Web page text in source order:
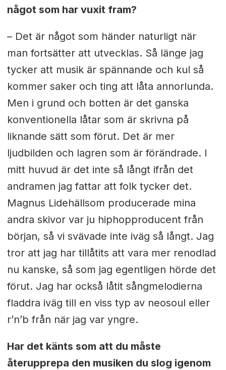
något som har vuxit fram?
– Det är något som händer naturligt när
man fortsätter att utvecklas. Så länge jag
tycker att musik är spännande och kul så
kommer saker och ting att låta annorlunda.
Men i grund och botten är det ganska
konventionella låtar som är skrivna på
liknande sätt som förut. Det är mer
ljudbilden och lagren som är förändrade. I
mitt huvud är det inte så långt ifrån det
andramen jag fattar att folk tycker det.
Magnus Lidehällsom producerade mina
andra skivor var ju hiphopproducent från
början, så vi svävade inte iväg så långt. Jag
tror att jag har tillåtits att vara mer renodlad
nu kanske, så som jag egentligen hörde det
förut. Jag har också låtit sångmelodierna
fladdra iväg till en viss typ av neosoul eller
r’n’b från när jag var yngre.
Har det känts som att du måste
återupprepa den musiken du slog igenom